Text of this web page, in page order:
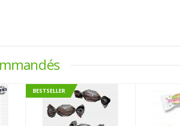
BESTSELLER